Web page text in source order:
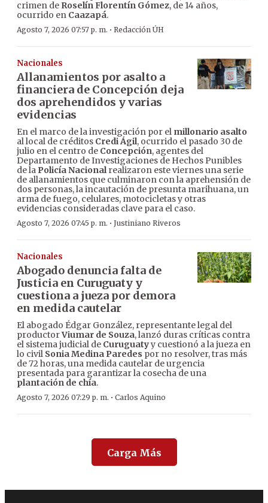
crimen de Roselín Florentín Gómez, de 14 años,
ocurrido en Caazapá.
Agosto 7, 2026 07:57 p. m. · Redacción ÚH
Nacionales
Allanamientos por asalto a
financiera de Concepción deja
dos aprehendidos y varias
evidencias
En el marco de la investigación por el millonario asalto
al local de créditos Credi Ágil, ocurrido el pasado 30 de
julio en el centro de Concepción, agentes del
Departamento de Investigaciones de Hechos Punibles
de la Policía Nacionalrealizaron este viernes una serie
de allanamientos que culminaron con la aprehensión de
dos personas, la incautación de presunta marihuana, un
arma de fuego, celulares, motocicletas y otras
evidencias consideradas clave para el caso.
Agosto 7, 2026 07:45 p. m. · Justiniano Riveros
Nacionales
Abogado denuncia falta de
Justicia en Curuguaty y
cuestiona a jueza por demora
en medida cautelar
El abogado Édgar González, representante legal del
productorViumar de Souza, lanzó duras críticas contra
el sistema judicial de Curuguatyy cuestionó a la jueza en
lo civil Sonia Medina Paredes por no resolver, tras más
de 72 horas, una medida cautelar de urgencia
presentada para garantizar la cosecha de una
plantación de chía.
Agosto 7, 2026 07:29 p. m. · Carlos Aquino
Carga Más